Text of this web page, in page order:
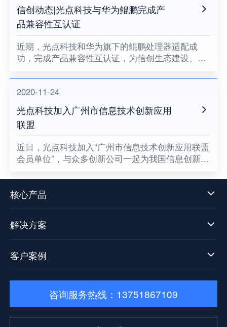
信创动态|光点科技与华为鲲鹏完成产
品兼容性互认证
近期，光点科技和华为旗下的鲲鹏处理器适配成
功，完成产品兼容性互认证，为信创生态建设、关
2020-11-24
光点科技加入广州市信息技术创新应用
联盟
​近日，光点科技加入“广州市信息技术创新应用联盟
会员单位”，与众多创新公司一起为我国信息创新发
台技术发展迈向了新阶段。
核心产品
解决方案
客户案例
咨询服务热线：13751867109